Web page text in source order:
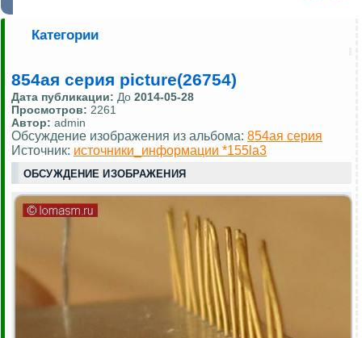
Категории
854ая серия picture(26754)
Дата публикации: До 2014-05-28
Просмотров: 2261
Автор: admin
Обсуждение изображения из альбома: 854ая серия
Источник: источники_информации *155la3
ОБСУЖДЕНИЕ ИЗОБРАЖЕНИЯ